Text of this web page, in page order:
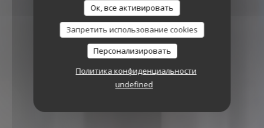
Ок, все активировать
Запретить использование cookies
Персонализировать
Политика конфиденциальности
undefined